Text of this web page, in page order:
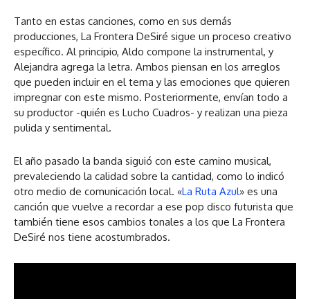
Tanto en estas canciones, como en sus demás
producciones, La Frontera DeSiré sigue un proceso creativo
específico. Al principio, Aldo compone la instrumental, y
Alejandra agrega la letra. Ambos piensan en los arreglos
que pueden incluir en el tema y las emociones que quieren
impregnar con este mismo. Posteriormente, envían todo a
su productor -quién es Lucho Cuadros- y realizan una pieza
pulida y sentimental.
El año pasado la banda siguió con este camino musical,
prevaleciendo la calidad sobre la cantidad, como lo indicó
otro medio de comunicación local. «La Ruta Azul» es una
canción que vuelve a recordar a ese pop disco futurista que
también tiene esos cambios tonales a los que La Frontera
DeSiré nos tiene acostumbrados.